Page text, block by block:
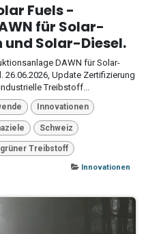
Fuels -
für Solar-
und Solar-Diesel.
DAWN für Solar-
26.06.2026, Update Zertifizierung
Treibstoff...
Innovationen
Schweiz
grüner Treibstoff
Innovationen